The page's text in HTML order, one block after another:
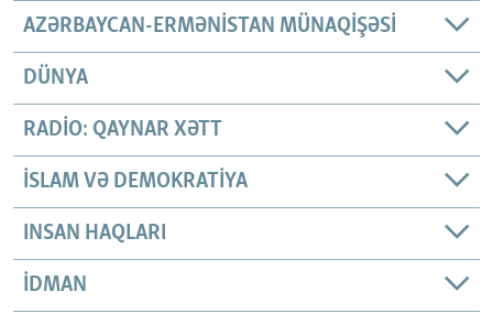
AZƏRBAYCAN-ERMƏNISTAN MÜNAQIŞƏSI
DÜNYA
RADIO: QAYNAR XƏTT
İSLAM VƏ DEMOKRATIYA
INSAN HAQLARI
İDMAN